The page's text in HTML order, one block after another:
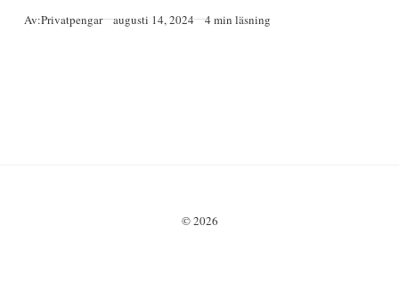
Av:Privatpengar Publicerad
augusti 14, 2024 4 min läsning
© 2026